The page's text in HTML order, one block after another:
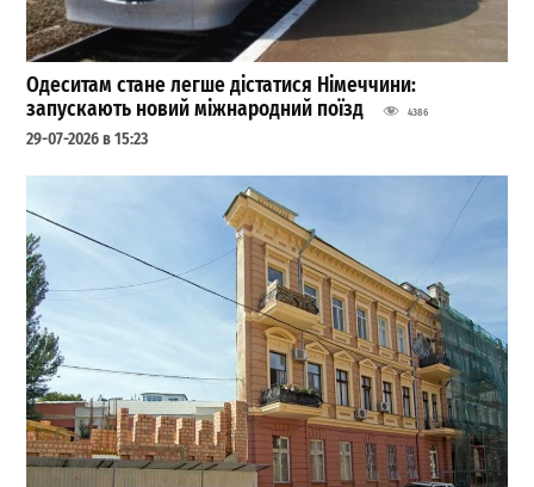
Одеситам стане легше дістатися Німеччини:
запускають новий міжнародний поїзд
4386
29-07-2026 в 15:23